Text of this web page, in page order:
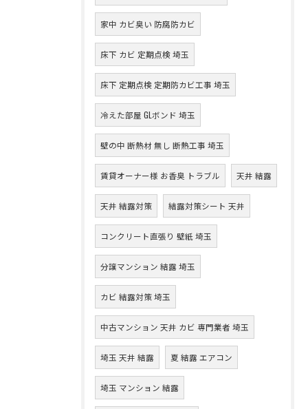
家中 カビ臭い 防腐防カビ
床下 カビ 定期点検 埼玉
床下 定期点検 定期防カビ工事 埼玉
冷えた部屋 GLボンド 埼玉
壁の中 断熱材 無し 断熱工事 埼玉
賃貸オーナー様 お香臭 トラブル 天井 結露
天井 結露対策 結露対策シート 天井
コンクリート直張り 壁紙 埼玉
分譲マンション 結露 埼玉
カビ 結露対策 埼玉
中古マンション 天井 カビ 専門業者 埼玉
埼玉 天井 結露 夏 結露 エアコン
埼玉 マンション 結露